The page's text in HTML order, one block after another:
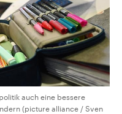
auch eine bessere
(picture alliance / Sven